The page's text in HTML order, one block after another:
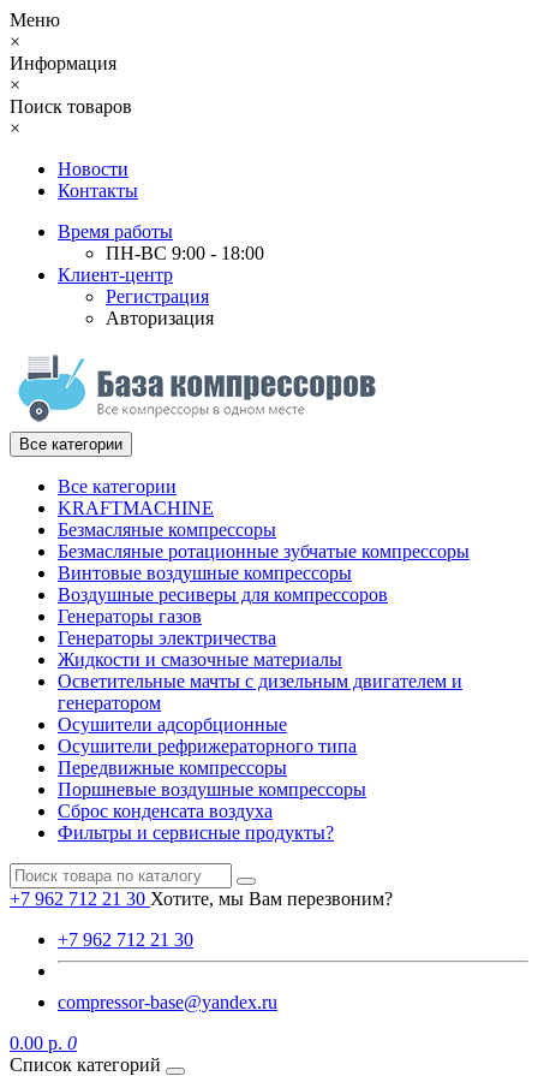
Меню
×
Информация
×
Поиск товаров
×
Новости
Контакты
Время работы
ПН-ВС 9:00 - 18:00
Клиент-центр
Регистрация
Авторизация
Все категории
Все категории
KRAFTMACHINE
Безмасляные компрессоры
Безмасляные ротационные зубчатые компрессоры
Винтовые воздушные компрессоры
Воздушные ресиверы для компрессоров
Генераторы газов
Генераторы электричества
Жидкости и смазочные материалы
Осветительные мачты с дизельным двигателем и
генератором
Осушители адсорбционные
Осушители рефрижераторного типа
Передвижные компрессоры
Поршневые воздушные компрессоры
Сброс конденсата воздуха
Фильтры и сервисные продукты?
+7 962 712 21 30 Хотите, мы Вам перезвоним?
+7 962 712 21 30
compressor-base@yandex.ru
0.00 р. 0
Список категорий